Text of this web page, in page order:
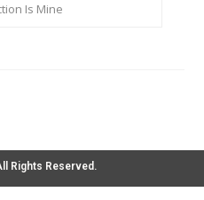
Is Mine
Rights Reserved.